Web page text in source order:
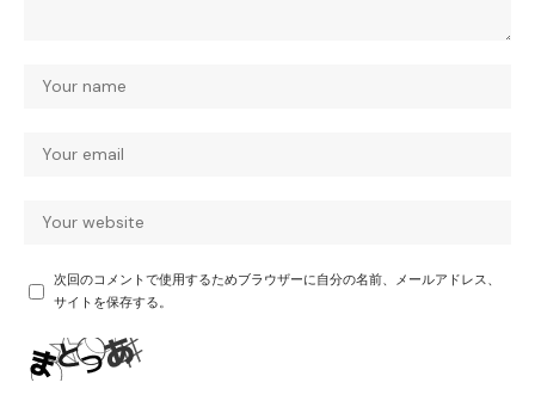
次回のコメントで使用するためブラウザーに自分の名前、メールアドレス、
サイトを保存する。